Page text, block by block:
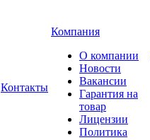
Контакты
Компания
О компании
Новости
Вакансии
Гарантия на
товар
Лицензии
Политика